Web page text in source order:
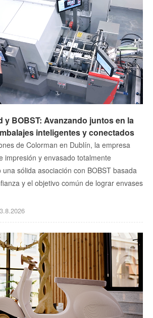
y BOBST: Avanzando juntos en la
inteligentes y conectados
de Colorman en Dublín, la empresa
impresión y envasado totalmente
sólida asociación con BOBST basada
y el objetivo común de lograr envases
3.8.2026